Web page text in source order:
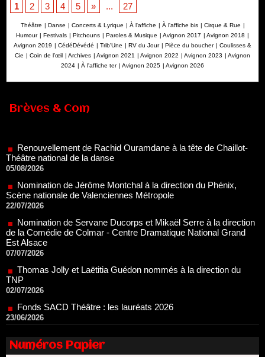
1
2 3 4 5 » ... 27
Théâtre | Danse | Concerts & Lyrique | À l'affiche | À l'affiche bis | Cirque & Rue |
Humour | Festivals | Pitchouns | Paroles & Musique | Avignon 2017 | Avignon 2018 |
Avignon 2019 | CédéDévédé | Trib'Une | RV du Jour | Pièce du boucher | Coulisses &
Cie | Coin de l’œil | Archives | Avignon 2021 | Avignon 2022 | Avignon 2023 | Avignon
2024 | À l'affiche ter | Avignon 2025 | Avignon 2026
Brèves & Com
Renouvellement de Rachid Ouramdane à la tête de Chaillot-
Nomination de Jérôme Montchal à la direction du Phénix,
Scène nationale de Valenciennes Métropole
22/07/2026
Nomination de Servane Ducorps et Mikaël Serre à la direction
de la Comédie de Colmar - Centre Dramatique National Grand
Est Alsace
07/07/2026
Thomas Jolly et Laëtitia Guédon nommés à la direction du
TNP
02/07/2026
Fonds SACD Théâtre : les lauréats 2026
23/06/2026
Dispositif ARTCENA Écrire pour le cirque, les lauréats 2026 !
20/06/2026
18/06/2026
Numéros Papier